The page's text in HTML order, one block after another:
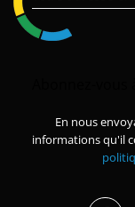
Abonnez-
En nous
informations qu'il